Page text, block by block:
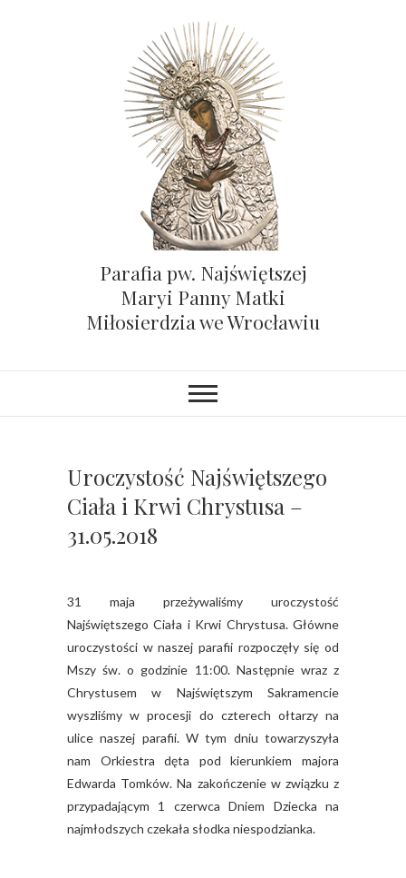
Parafia pw. Najświętszej
Maryi Panny Matki
Miłosierdzia we Wrocławiu
Uroczystość Najświętszego
Ciała i Krwi Chrystusa –
31.05.2018
31 maja przeżywaliśmy uroczystość
Najświętszego Ciała i Krwi Chrystusa. Główne
uroczystości w naszej parafii rozpoczęły się od
Mszy św. o godzinie 11:00. Następnie wraz z
Chrystusem w Najświętszym Sakramencie
wyszliśmy w procesji do czterech ołtarzy na
ulice naszej parafii. W tym dniu towarzyszyła
nam Orkiestra dęta pod kierunkiem majora
Edwarda Tomków. Na zakończenie w związku z
przypadającym 1 czerwca Dniem Dziecka na
najmłodszych czekała słodka niespodzianka.